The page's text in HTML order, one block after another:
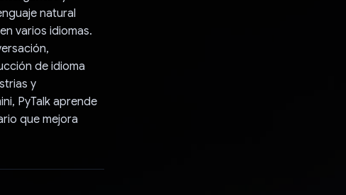
natural
varios idiomas.
de idioma
y
PyTalk aprende
que mejora